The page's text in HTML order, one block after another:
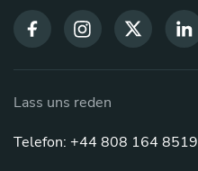
Lass uns reden
Telefon: +44 808 164 8519